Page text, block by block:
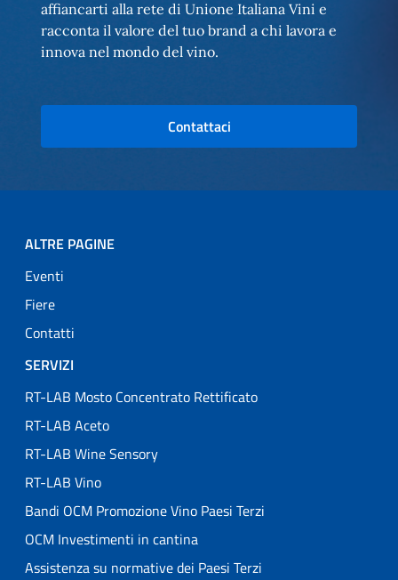
affiancarti alla rete di Unione Italiana Vini e
racconta il valore del tuo brand a chi lavora e
innova nel mondo del vino.
Contattaci
ALTRE PAGINE
Eventi
Fiere
Contatti
SERVIZI
RT-LAB Mosto Concentrato Rettificato
RT-LAB Aceto
RT-LAB Wine Sensory
RT-LAB Vino
Bandi OCM Promozione Vino Paesi Terzi
OCM Investimenti in cantina
Assistenza su normative dei Paesi Terzi